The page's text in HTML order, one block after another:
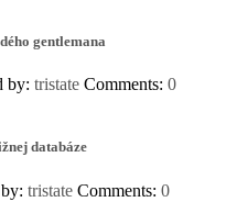
gentlemana
by: tristate Comments: 0
databáze
tristate Comments: 0